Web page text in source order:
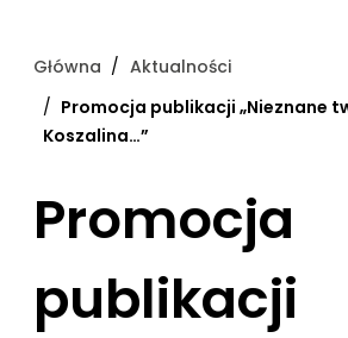
Główna
Aktualności
Promocja publikacji „Nieznane
Koszalina…”
Promocja
publikacji